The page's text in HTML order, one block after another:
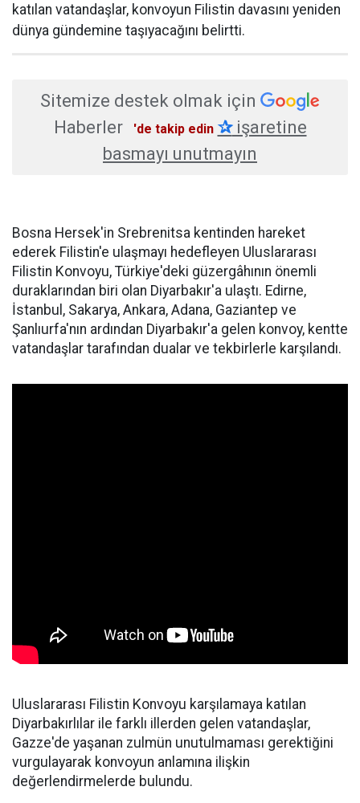
katılan vatandaşlar, konvoyun Filistin davasını yeniden
dünya gündemine taşıyacağını belirtti.
Sitemize destek olmak için
Haberler
'de takip edin ✰işaretine
basmayı unutmayın
Bosna Hersek'in Srebrenitsa kentinden hareket
ederek Filistin'e ulaşmayı hedefleyen Uluslararası
Filistin Konvoyu, Türkiye'deki güzergâhının önemli
duraklarından biri olan Diyarbakır'a ulaştı. Edirne,
İstanbul, Sakarya, Ankara, Adana, Gaziantep ve
Şanlıurfa'nın ardından Diyarbakır'a gelen konvoy, kentte
vatandaşlar tarafından dualar ve tekbirlerle karşılandı.
Uluslararası Filistin Konvoyu karşılamaya katılan
Diyarbakırlılar ile farklı illerden gelen vatandaşlar,
Gazze'de yaşanan zulmün unutulmaması gerektiğini
vurgulayarak konvoyun anlamına ilişkin
değerlendirmelerde bulundu.